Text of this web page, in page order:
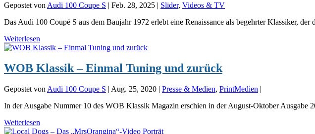
Gepostet von Audi 100 Coupe S | Feb. 28, 2025 | Slider, Videos & TV
Das Audi 100 Coupé S aus dem Baujahr 1972 erlebt eine Renaissance als begehrter Klassiker, der
Weiterlesen
WOB Klassik – Einmal Tuning und zurück
Gepostet von Audi 100 Coupe S | Aug. 25, 2020 | Presse & Medien, PrintMedien |
In der Ausgabe Nummer 10 des WOB Klassik Magazin erschien in der August-Oktober Ausgabe
Weiterlesen